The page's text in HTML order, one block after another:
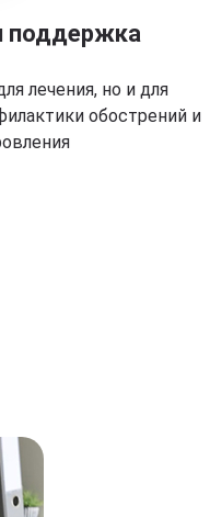
поддержка
лечения, но и для
обострений и